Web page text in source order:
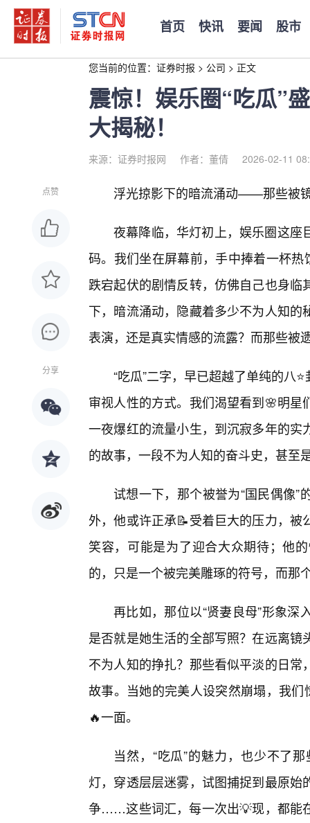
首页 快讯 要闻 股市
您当前的位置： 证券时报 > 公司 > 正文
震惊！娱乐圈“吃瓜”
大揭秘！
来源：证券时报网 作者：董倩 2026-02-11
点赞
分享
浮光掠影下的暗流涌动——那些被
夜幕降临，华灯初上，娱乐圈这座
码。我们坐在屏幕前，手中捧着一杯
跌宕起伏的剧情反转，仿佛自己也身
下，暗流涌动，隐藏着多少不为人知
表演，还是真实情感的流露？而那些被
“吃瓜”二字，早已超越了单纯的八
审视人性的方式。我们渴望看到🌸明
一夜爆红的流量小生，到沉寂多年的
的故事，一段不为人知的奋斗史，甚至
试想一下，那个被誉为“国民偶像
外，他或许正承📝受着巨大的压力，
笑容，可能是为了迎合大众期待；他
的，只是一个被完美雕琢的符号，而那
再比如，那位以“贤妻良母”形象
是否就是她生活的全部写照？在远离
不为人知的挣扎？那些看似平淡的日
故事。当她的完美人设突然崩塌，我
🔥一面。
当然，“吃瓜”的魅力，也少不了
灯，穿透层层迷雾，试图捕捉到最原
争……这些词汇，每一次出💡现，都能